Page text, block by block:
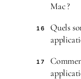
Mac ?
16
Quels
17